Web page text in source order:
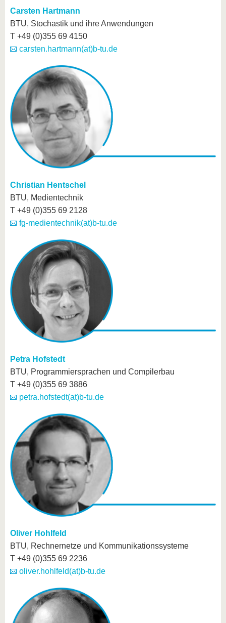
Carsten Hartmann
BTU, Stochastik und ihre Anwendungen
T +49 (0)355 69 4150
carsten.hartmann(at)b-tu.de
Christian Hentschel
BTU, Medientechnik
T +49 (0)355 69 2128
fg-medientechnik(at)b-tu.de
Petra Hofstedt
BTU, Programmiersprachen und Compilerbau
T +49 (0)355 69 3886
petra.hofstedt(at)b-tu.de
Oliver Hohlfeld
BTU, Rechnernetze und Kommunikationssysteme
T +49 (0)355 69 2236
oliver.hohlfeld(at)b-tu.de